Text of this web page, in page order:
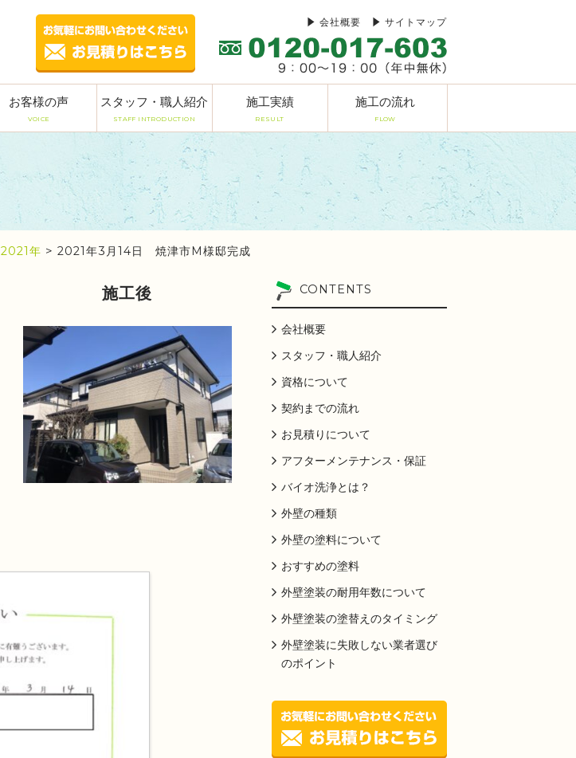
サイトマップ
会社概要
お客様の声
VOICE
スタッフ・職人紹介
STAFF INTRODUCTION
施工実績
RESULT
施工の流れ
FLOW
2021年 > 2021年3月14日 焼津市M様邸完成
施工後 CONTENTS
会社概要
スタッフ・職人紹介
資格について
契約までの流れ
お見積りについて
アフターメンテナンス・保証
バイオ洗浄とは？
外壁の種類
外壁の塗料について
おすすめの塗料
外壁塗装の耐用年数について
外壁塗装の塗替えのタイミング
外壁塗装に失敗しない業者選び
のポイント